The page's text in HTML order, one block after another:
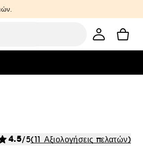
4.5/5(11 Αξιολογήσεις πελατών)